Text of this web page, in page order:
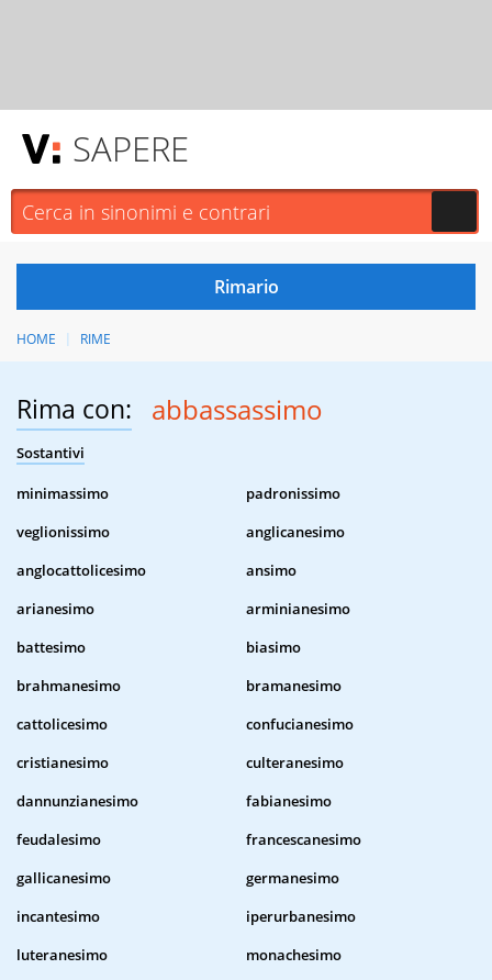
SAPERE
HOME RIME
Rima con: abbassassimo
Sostantivi
minimassimo
padronissimo
veglionissimo
anglicanesimo
anglocattolicesimo
ansimo
arianesimo
arminianesimo
battesimo
biasimo
brahmanesimo
bramanesimo
cattolicesimo
confucianesimo
cristianesimo
culteranesimo
dannunzianesimo
fabianesimo
feudalesimo
francescanesimo
gallicanesimo
germanesimo
incantesimo
iperurbanesimo
luteranesimo
monachesimo